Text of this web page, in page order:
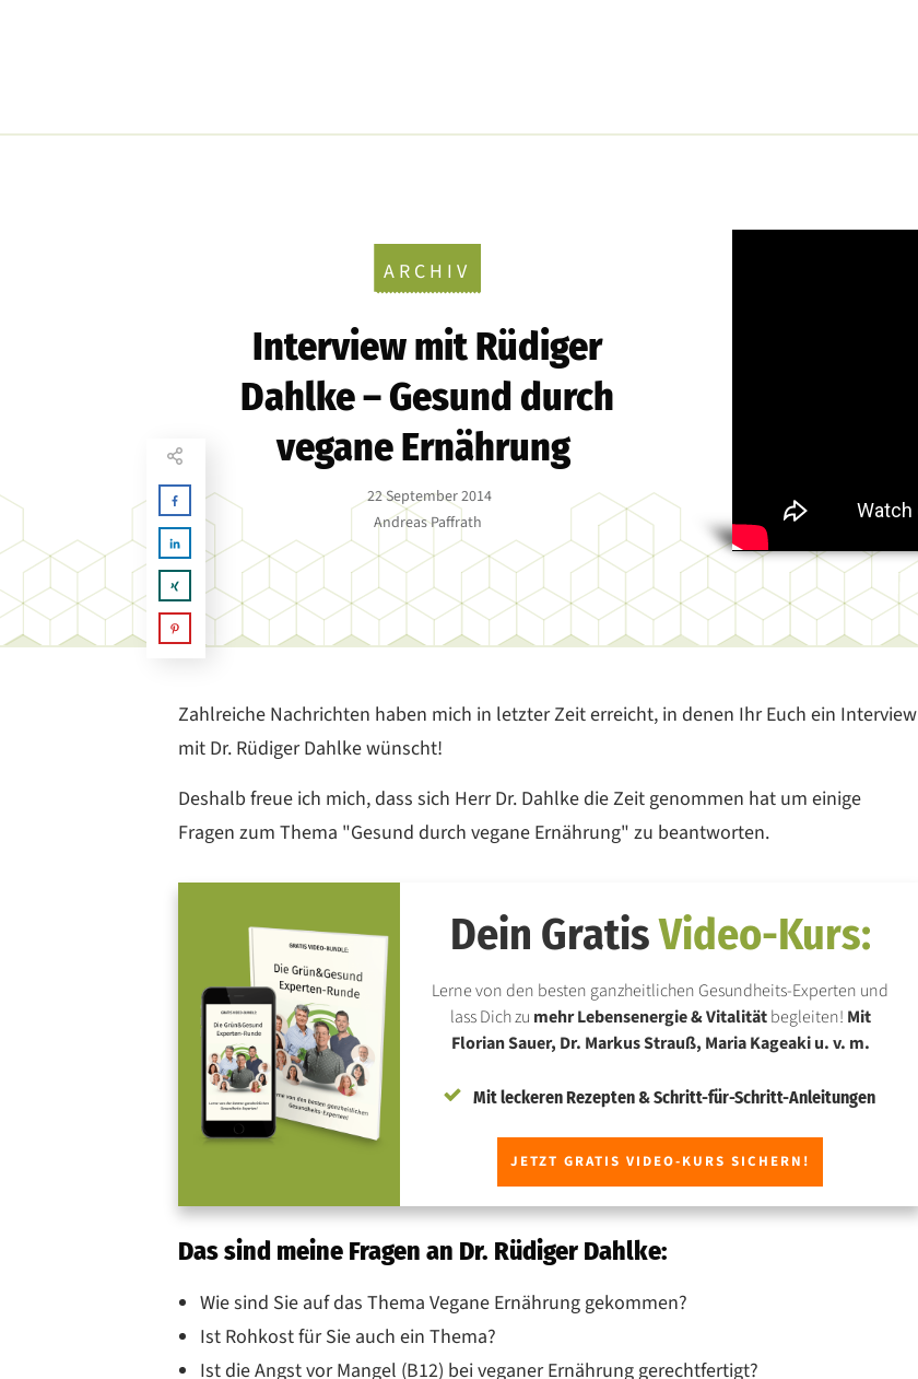
ARCHIV
Interview mit Rüdiger
Dahlke – Gesund durch
vegane Ernährung
22 September 2014
Andreas Paffrath
Zahlreiche Nachrichten haben mich in letzter Zeit erreicht, in denen Ihr Euch ein Interview
mit Dr. Rüdiger Dahlke wünscht!
Deshalb freue ich mich, dass sich Herr Dr. Dahlke die Zeit genommen hat um einige
Fragen zum Thema "Gesund durch vegane Ernährung" zu beantworten.
Dein GratisVideo-Kurs:
Lerne von den besten ganzheitlichen Gesundheits-Experten und
lass Dich zu mehr Lebensenergie & Vitalitätbegleiten! Mit
Florian Sauer, Dr. Markus Strauß, Maria Kageaki u. v. m.
Mit leckeren Rezepten & Schritt-für-Schritt-Anleitungen
JETZT GRATIS VIDEO-KURS SICHERN!
Das sind meine Fragen an Dr. Rüdiger Dahlke:
Wie sind Sie auf das Thema Vegane Ernährung gekommen?
Ist Rohkost für Sie auch ein Thema?
Ist die Angst vor Mangel (B12) bei veganer Ernährung gerechtfertigt?